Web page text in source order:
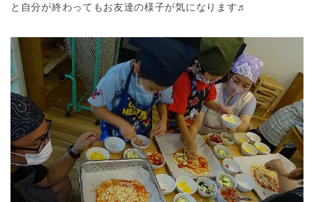
と自分が終わってもお友達の様子が気になります♬